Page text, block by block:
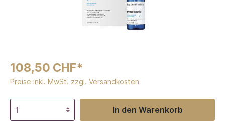
108,50 CHF*
Preise inkl. MwSt. zzgl. Versandkosten
In den Warenkorb